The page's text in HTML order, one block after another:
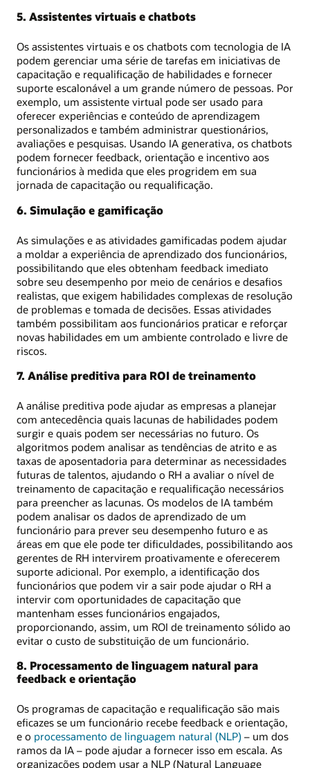
5. Assistentes virtuais e chatbots
Os assistentes virtuais e os chatbots com tecnologia de IA
podem gerenciar uma série de tarefas em iniciativas de
capacitação e requalificação de habilidades e fornecer
suporte escalonável a um grande número de pessoas. Por
exemplo, um assistente virtual pode ser usado para
oferecer experiências e conteúdo de aprendizagem
personalizados e também administrar questionários,
avaliações e pesquisas. Usando IA generativa, os chatbots
podem fornecer feedback, orientação e incentivo aos
funcionários à medida que eles progridem em sua
jornada de capacitação ou requalificação.
6. Simulação e gamificação
As simulações e as atividades gamificadas podem ajudar
a moldar a experiência de aprendizado dos funcionários,
possibilitando que eles obtenham feedback imediato
sobre seu desempenho por meio de cenários e desafios
realistas, que exigem habilidades complexas de resolução
de problemas e tomada de decisões. Essas atividades
também possibilitam aos funcionários praticar e reforçar
novas habilidades em um ambiente controlado e livre de
riscos.
7. Análise preditiva para ROI de treinamento
A análise preditiva pode ajudar as empresas a planejar
com antecedência quais lacunas de habilidades podem
surgir e quais podem ser necessárias no futuro. Os
algoritmos podem analisar as tendências de atrito e as
taxas de aposentadoria para determinar as necessidades
futuras de talentos, ajudando o RH a avaliar o nível de
treinamento de capacitação e requalificação necessários
para preencher as lacunas. Os modelos de IA também
podem analisar os dados de aprendizado de um
funcionário para prever seu desempenho futuro e as
áreas em que ele pode ter dificuldades, possibilitando aos
gerentes de RH intervirem proativamente e oferecerem
suporte adicional. Por exemplo, a identificação dos
funcionários que podem vir a sair pode ajudar o RH a
intervir com oportunidades de capacitação que
mantenham esses funcionários engajados,
proporcionando, assim, um ROI de treinamento sólido ao
evitar o custo de substituição de um funcionário.
8. Processamento de linguagem natural para
feedback e orientação
Os programas de capacitação e requalificação são mais
eficazes se um funcionário recebe feedback e orientação,
e o processamento de linguagem natural (NLP) – um dos
ramos da IA – pode ajudar a fornecer isso em escala. As
organizações podem usar a NLP (Natural Language